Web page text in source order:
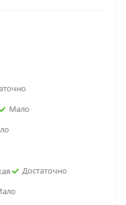
Мало
Достаточно